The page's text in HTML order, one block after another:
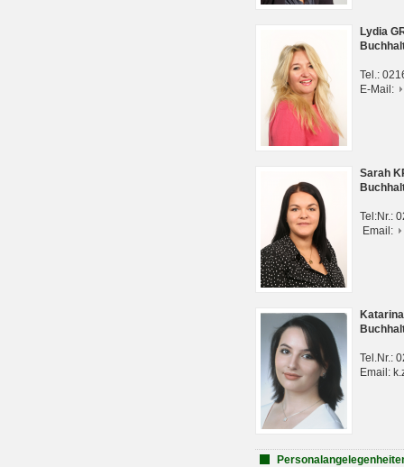
Lydia
Tel.:
E-Mail:
Sarah
Tel:Nr.:
Email:
Tel.Nr.:
Email: